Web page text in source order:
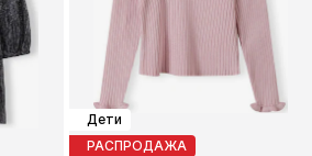
Дети
РАСПРОДАЖА